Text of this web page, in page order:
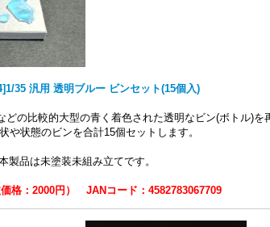
35 汎用 透明ブルー ビンセット(15個入)
どの比較的大型の青く着色された透明なビン(ボトル)
や状態のビンを合計15個セットします。
品は未塗装未組み立てです。
格：2000円） JANコード：4582783067709